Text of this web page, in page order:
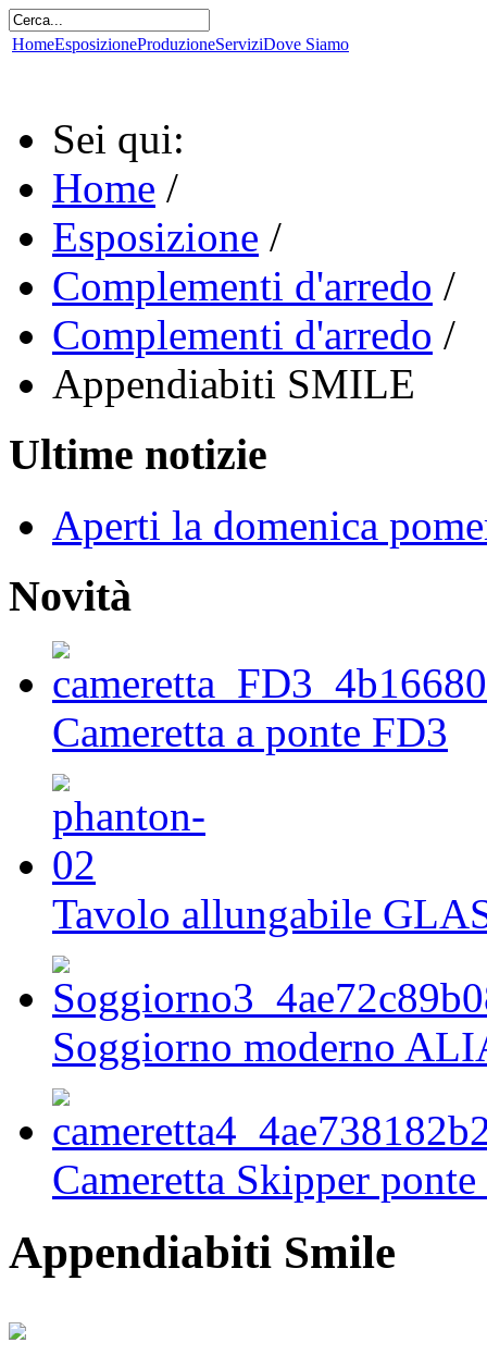
HomeEsposizioneProduzioneServiziDove Siamo
Sei qui:
Home /
Esposizione /
Complementi d'arredo /
Complementi d'arredo /
Appendiabiti SMILE
Ultime notizie
Aperti la domenica
Novità
Cameretta a ponte FD3
Tavolo allungabile
Soggiorno moderno
Cameretta Skipper
Appendiabiti Smile